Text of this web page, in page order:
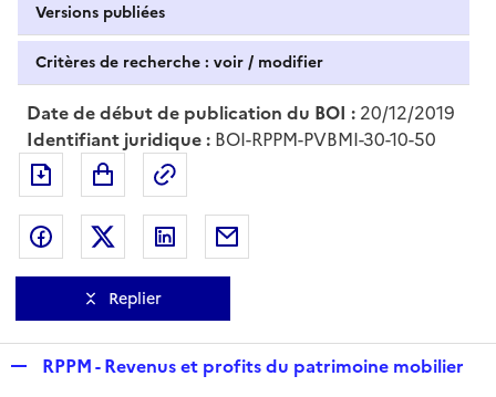
Versions publiées
Critères de recherche : voir / modifier
Date de début de publication du BOI : 20/12/2019
Identifiant juridique : BOI-RPPM-PVBMI-30-10-50
Exporter le document au format pdf
Partager sur Facebook
Partager sur Twitter
Partager sur LinkedIn
Replier
RPPM - Revenus et profits du patrimoine mobilier